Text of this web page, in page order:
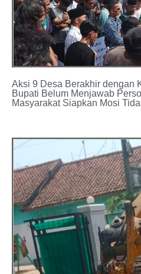
Aksi 9 Desa Berakhir dengan
Bupati Belum Menjawab
Masyarakat Siapkan Mosi